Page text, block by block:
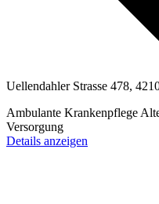
Uellendahler Strasse 478,
Ambulante Krankenpflege
Versorgung
Details anzeigen